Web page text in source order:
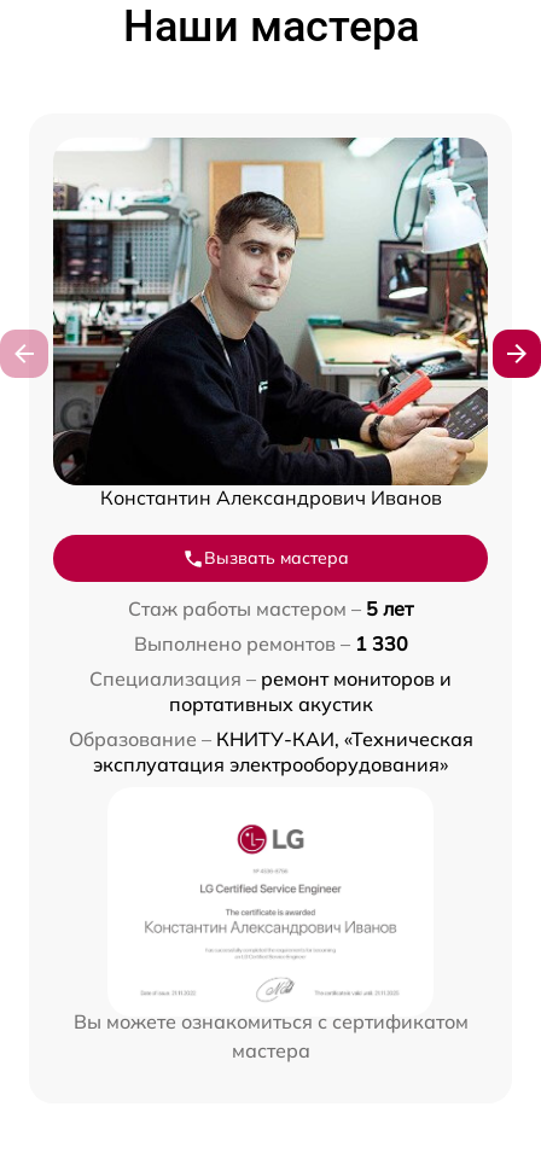
Наши мастера
Константин Александрович Иванов
Вызвать мастера
Стаж работы мастером – 5 лет
Выполнено ремонтов – 1 330
Специализация – ремонт мониторов и
портативных акустик
Образование – КНИТУ-КАИ, «Техническая
эксплуатация электрооборудования»
Вы можете ознакомиться с сертификатом
мастера